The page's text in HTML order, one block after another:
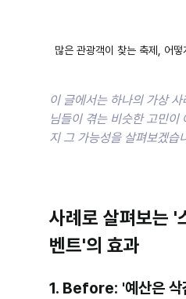
많은 관광객이 찾는 축제, 어
이 글에서는 하나의 가상
님들이 겪는 비슷한 고민이
지 그 가능성을 살펴보겠습
사례로 살펴보는 '
벤트'의 효과
1. Before: '예산은 삭